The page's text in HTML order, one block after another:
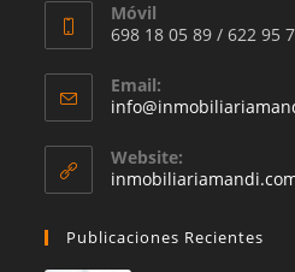
Móvil
698 18 05 89 / 622 95
Email:
Website:
Publicaciones Recientes